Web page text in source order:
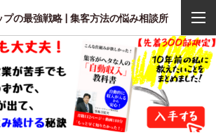
の最強戦略 | 集客方法の悩み相談所